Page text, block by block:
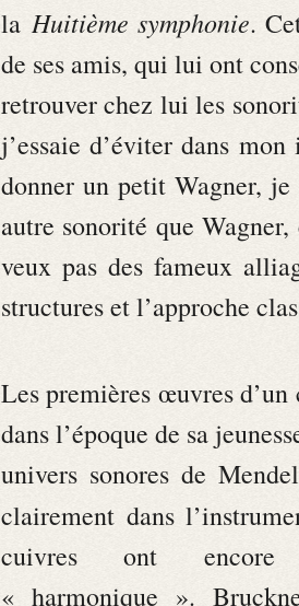
la Huitième symphonie.
de ses amis, qui lui ont
retrouver chez lui les
j’essaie d’éviter dans
donner un petit Wagner,
autre sonorité que
veux pas des fameux
structures et l’approche
Les premières œuvres
dans l’époque de sa
univers sonores de
clairement dans
cuivres ont
« harmonique ».